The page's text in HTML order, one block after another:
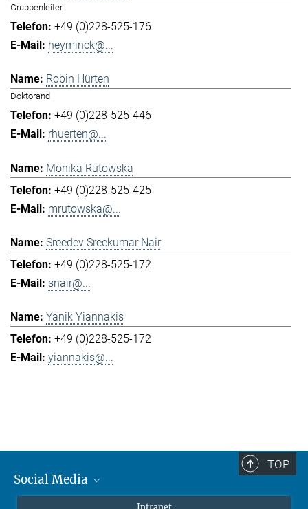
Gruppenleiter
+49 (0)228-525-176
heyminck@...
Robin Hürten
Doktorand
+49 (0)228-525-446
rhuerten@...
Monika Rutowska
+49 (0)228-525-425
mrutowska@...
Sreedev Sreekumar Nair
+49 (0)228-525-172
snair@...
Yanik Yiannakis
+49 (0)228-525-172
yiannakis@...
TOP
Social Media
Intranet